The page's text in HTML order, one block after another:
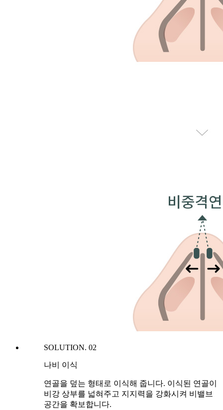
SOLUTION. 02
나비 이식
연골을 덮는 형태로 이식해 줍니다. 이식된 연골이
비강 상부를 넓혀주고 지지력을 강화시켜 비밸브
공간을 확보합니다.